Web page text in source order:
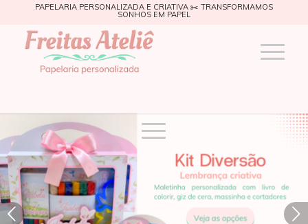
PAPELARIA PERSONALIZADA E CRIATIVA ✂️ TRANSFORMAMOS
SONHOS EM PAPEL
Próximo